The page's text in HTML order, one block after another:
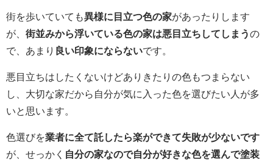
街を歩いていても異様に目立つ色の家があったりします
が、 街並みから浮いている色の家は悪目立ちしてしまうの
で、あまり 良い印象にならないです。
悪目立ちはしたくないけどありきたりの色もつまらない
し、大切な家だから自分が気に入った色を選びたい人が多
いと思います。
色選びを業者に全て託したら楽ができて失敗が少ないです
が、せっかく 自分の家なので自分が好きな色を選んで塗装